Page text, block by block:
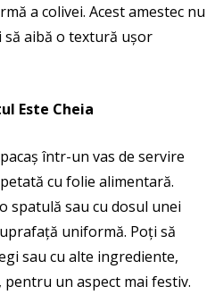
a colivei. Acest amestec nu
să aibă o textură ușor
Este Cheia
într-un vas de servire
cu folie alimentară.
spatulă sau cu dosul unei
uniformă. Poți să
sau cu alte ingrediente,
un aspect mai festiv.